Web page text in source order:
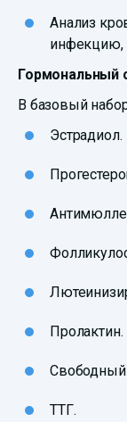
Анализ
инфекцию,
Гормональный
В базовый
Эстрадиол.
Пролактин.
Свободный
ТТГ.